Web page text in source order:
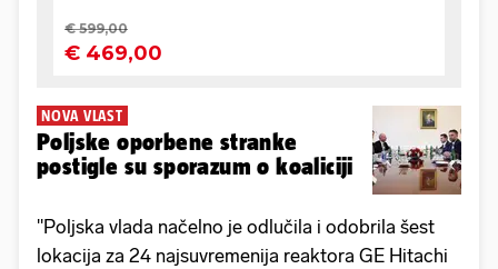
NOVA VLAST
Poljske oporbene stranke
postigle su sporazum o koaliciji
"Poljska vlada načelno je odlučila i odobrila šest
lokacija za 24 najsuvremenija reaktora GE Hitachi